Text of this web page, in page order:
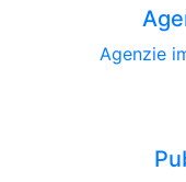
Agenzie